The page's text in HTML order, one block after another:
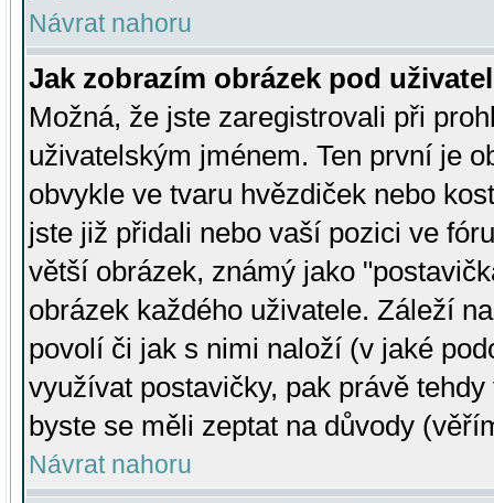
Návrat nahoru
Jak zobrazím obrázek pod
Možná, že jste zaregistrovali při
uživatelským jménem. Ten první je
obvykle ve tvaru hvězdiček nebo
jste již přidali nebo vaší pozici ve
větší obrázek, známý jako
obrázek každého uživatele. Záleží
povolí či jak s nimi naloží (v jaké
využívat postavičky, pak právě
byste se měli zeptat na důvody
Návrat nahoru